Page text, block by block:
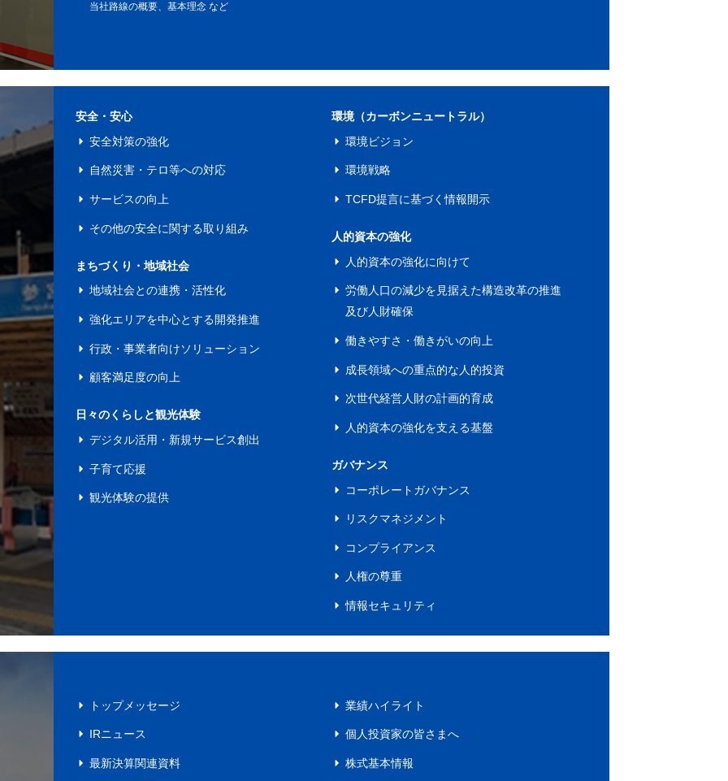
当社路線の概要、基本理念 など
安全・安心
安全対策の強化
自然災害・テロ等への対応
サービスの向上
その他の安全に関する取り組み
まちづくり・地域社会
地域社会との連携・活性化
強化エリアを中心とする開発推進
行政・事業者向けソリューション
顧客満足度の向上
日々のくらしと観光体験
デジタル活用・新規サービス創出
子育て応援
観光体験の提供
環境（カーボンニュートラル）
環境ビジョン
環境戦略
TCFD提言に基づく情報開示
人的資本の強化
人的資本の強化に向けて
労働人口の減少を見据えた構造改革の推進
及び人財確保
働きやすさ・働きがいの向上
成長領域への重点的な人的投資
次世代経営人財の計画的育成
人的資本の強化を支える基盤
ガバナンス
コーポレートガバナンス
リスクマネジメント
コンプライアンス
人権の尊重
情報セキュリティ
トップメッセージ
IRニュース
最新決算関連資料
業績ハイライト
個人投資家の皆さまへ
株式基本情報